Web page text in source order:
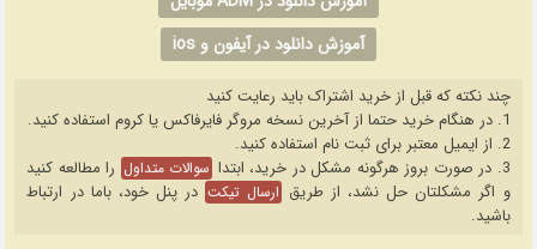
آموزش دانلود در آیفون و ios
چند نکته که قبل از خرید اشتراک باید رعایت کنید
1. در هنگام خرید حتما از آخرین نسخه مروگر فایرفاکس یا کروم استفاده کنید.
2. از ایمیل معتبر برای ثبت نام استفاده کنید.
3. در صورت بروز هرگونه مشکل در خرید، ابتدا
سوالات متداول را مطالعه کنید
و اگر مشکلتان حل نشد، از طریق ارسال تیکت در پنل خود، باما در ارتباط
باشید.